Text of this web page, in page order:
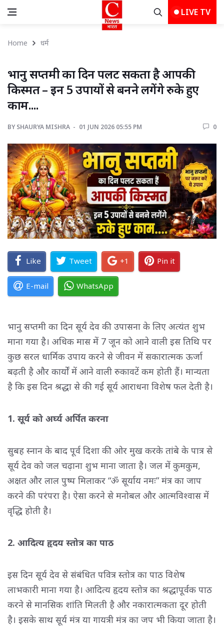
LIVE TV
Home धर्म
भानु सप्तमी का दिन पलट सकता है आपकी
किस्मत – इन 5 उपायों से बनने लगेंगे रुके हुए
काम....
BY SHAURYA MISHRA 01 JUN 2026 05:55 PM 0
Like Tweet +1 Pin it
E-mail WhatsApp
भानु सप्तमी का दिन सूर्य देव की उपासना के लिए अत्यंत शुभ
माना गया है। अधिक मास में 7 जून को आने वाली इस तिथि पर
कुछ सरल धार्मिक उपाय करने से जीवन में सकारात्मक ऊर्जा
बढ़ती है और कार्यों में आने वाली रुकावटें कम होती हैं। मान्यता
है कि इस दिन श्रद्धा से की गई सूर्य आराधना विशेष फल देती है।
1. सूर्य को अर्घ्य अर्पित करना
सुबह स्नान के बाद पूर्व दिशा की ओर मुख करके तांबे के पात्र से
सूर्य देव को जल चढ़ाना शुभ माना जाता है। जल में कुमकुम,
अक्षत और लाल पुष्प मिलाकर “ॐ सूर्याय नमः” मंत्र का जाप
करने की परंपरा है। ऐसा करने से मनोबल और आत्मविश्वास में
वृद्धि होती है।
2. आदित्य हृदय स्तोत्र का पाठ
इस दिन सूर्य देव से संबंधित पवित्र स्तोत्र का पाठ विशेष
लाभकारी माना गया है। आदित्य हृदय स्तोत्र का श्रद्धापूर्वक पाठ
करने से मानसिक शांति मिलती है और नकारात्मकता दूर होती
है। इसके साथ सूर्य मंत्र या गायत्री मंत्र का जप भी किया जाता है।